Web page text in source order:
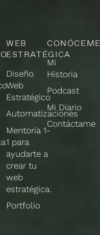
WEB
ESTRATÉGICA
Diseño
Web
Estratégico
Automatizaciones
Mentoría 1-
1 para
ayudarte a
crear tu
web
estratégica.
Portfolio
Mi
Historia
Podcast
Mi Diario
Contáctame